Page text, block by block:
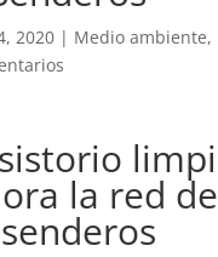
2020| Medio ambiente,
la red de
senderos